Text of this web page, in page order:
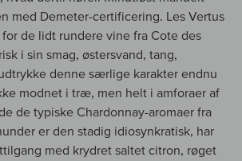
med Demeter-certificering. Les Vertus
de lidt rundere vine fra Cote des
i sin smag, østersvand, tang,
denne særlige karakter endnu
modnet i træ, men helt i amforaer af
de typiske Chardonnay-aromaer fra
er den stadig idiosynkratisk, har
med krydret saltet citron, røget